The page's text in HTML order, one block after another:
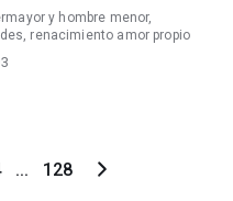
y hombre menor,
renacimiento amor propio
... 128